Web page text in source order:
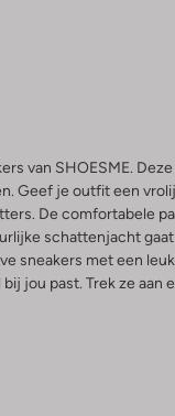
van SHOESME.
Geef je outfit een
De comfortabele
schattenjacht
sneakers met een
jou past. Trek ze aan